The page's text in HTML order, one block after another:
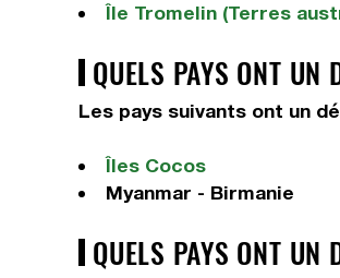
Île Tromelin (Terres
QUELS PAYS ONT UN
Les pays suivants ont un
Îles Cocos
Myanmar - Birmanie
QUELS PAYS ONT UN